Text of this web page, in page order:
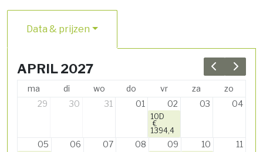
Data & prijzen
Previous
Next
APRIL 2027
ma di wo do vr za
zo
29
30 31 01 02
10D
€
1394,4
03 04
05 06 07 08 09 10 11